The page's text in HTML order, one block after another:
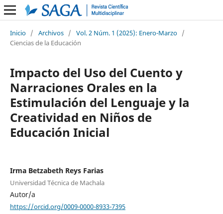
Inicio / Archivos / Vol. 2 Núm. 1 (2025): Enero-Marzo /
Ciencias de la Educación
Impacto del Uso del Cuento y
Narraciones Orales en la
Estimulación del Lenguaje y la
Creatividad en Niños de
Educación Inicial
Irma Betzabeth Reys Farias
Universidad Técnica de Machala
Autor/a
https://orcid.org/0009-0000-8933-7395